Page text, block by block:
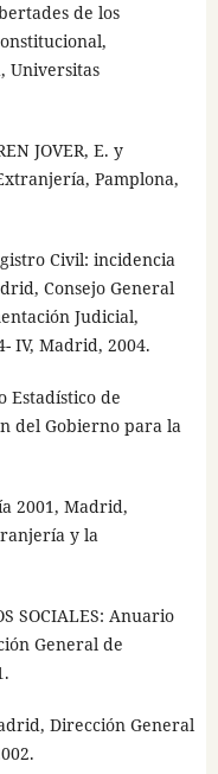
de los
Universitas
JOVER, E. y
Pamplona,
Civil: incidencia
Consejo General
Judicial,
IV, Madrid, 2004.
Estadístico de
del Gobierno para la
2001, Madrid,
y la
SOCIALES: Anuario
General de
Dirección General